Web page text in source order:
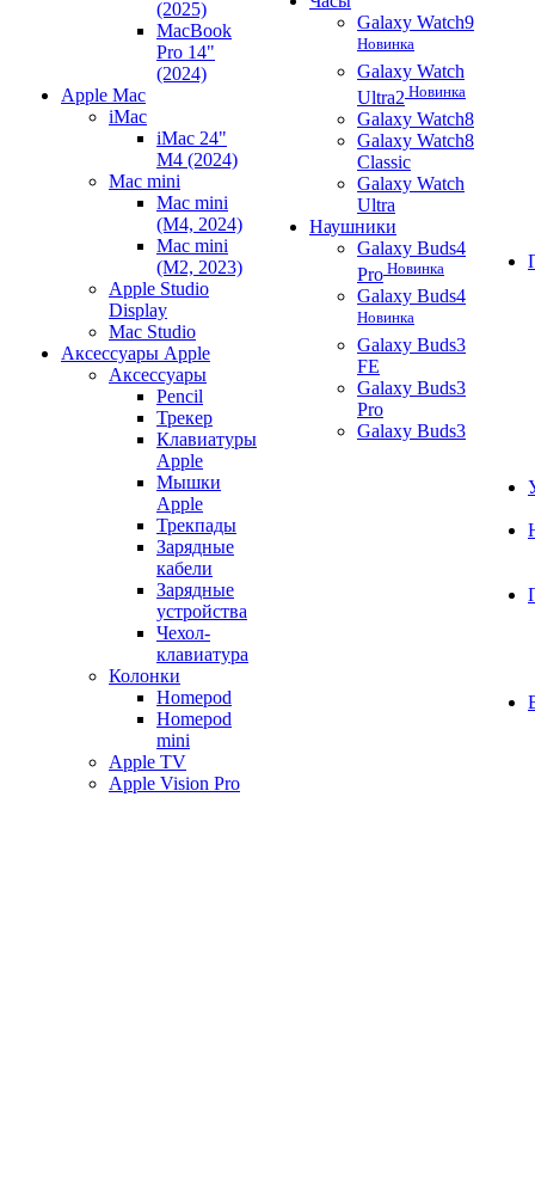
(2025)
MacBook
Pro 14"
(2024)
Apple Mac
iMac
iMac 24"
M4 (2024)
Mac mini
Mac mini
(M4, 2024)
Mac mini
(M2, 2023)
Apple Studio
Display
Mac Studio
Аксессуары Apple
Аксессуары
Pencil
Трекер
Клавиатуры
Apple
Мышки
Apple
Трекпады
Зарядные
кабели
Зарядные
устройства
Чехол-
клавиатура
Колонки
Homepod
Homepod
mini
Apple TV
Apple Vision Pro
Galaxy Watch9
Новинка
Galaxy Watch
Ultra2 Новинка
Galaxy Watch8
Galaxy Watch8
Classic
Galaxy Watch
Ultra
Наушники
Galaxy Buds4
Pro Новинка
Galaxy Buds4
Новинка
Galaxy Buds3
FE
Galaxy Buds3
Pro
Galaxy Buds3